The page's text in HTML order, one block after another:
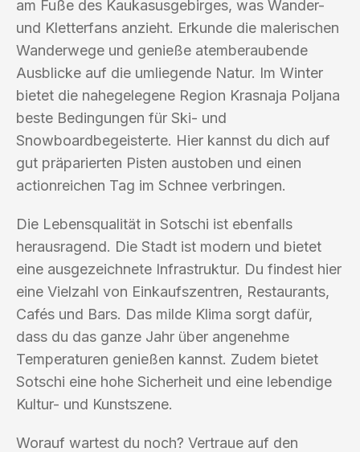
am Fuße des Kaukasusgebirges, was Wander-
und Kletterfans anzieht. Erkunde die malerischen
Wanderwege und genieße atemberaubende
Ausblicke auf die umliegende Natur. Im Winter
bietet die nahegelegene Region Krasnaja Poljana
beste Bedingungen für Ski- und
Snowboardbegeisterte. Hier kannst du dich auf
gut präparierten Pisten austoben und einen
actionreichen Tag im Schnee verbringen.
Die Lebensqualität in Sotschi ist ebenfalls
herausragend. Die Stadt ist modern und bietet
eine ausgezeichnete Infrastruktur. Du findest hier
eine Vielzahl von Einkaufszentren, Restaurants,
Cafés und Bars. Das milde Klima sorgt dafür,
dass du das ganze Jahr über angenehme
Temperaturen genießen kannst. Zudem bietet
Sotschi eine hohe Sicherheit und eine lebendige
Kultur- und Kunstszene.
Worauf wartest du noch? Vertraue auf den